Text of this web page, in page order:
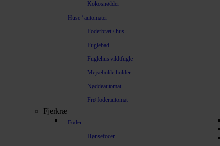
Kokosnødder
Huse / automater
Foderbræt / hus
Fuglebad
Fuglehus vildtfugle
Mejsebolde holder
Nøddeautomat
Frø foderautomat
Fjerkræ
Foder
Hønsefoder